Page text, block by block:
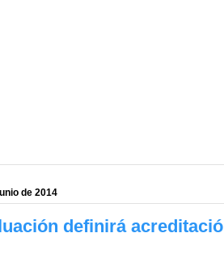
de 2014
definirá